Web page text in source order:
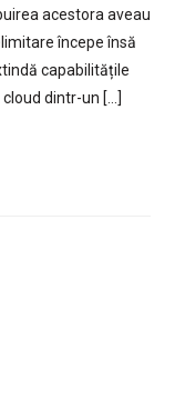
acestora aveau
începe însă
capabilitățile
dintr-un […]